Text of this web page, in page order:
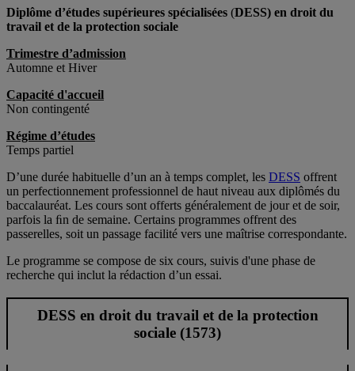
Diplôme d’études supérieures spécialisées (DESS) en droit du
travail et de la protection sociale
Trimestre d’admission
Automne et Hiver
Capacité d'accueil
Non contingenté
Régime d’études
Temps partiel
D’une durée habituelle d’un an à temps complet, les DESS offrent
un perfectionnement professionnel de haut niveau aux diplômés du
baccalauréat. Les cours sont offerts généralement de jour et de soir,
parfois la ﬁn de semaine. Certains programmes offrent des
passerelles, soit un passage facilité vers une maîtrise correspondante.
Le programme se compose de six cours, suivis d'une phase de
recherche qui inclut la rédaction d’un essai.
DESS en droit du travail et de la protection
sociale (1573)